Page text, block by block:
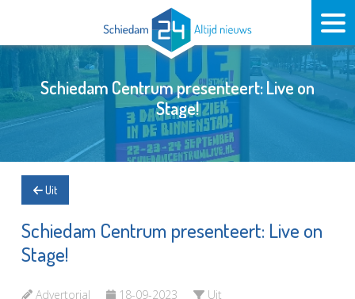
Schiedam Centrum presenteert: Live on
Stage!
Uit
Schiedam Centrum presenteert: Live on
Stage!
Advertorial 18-09-2023 Uit